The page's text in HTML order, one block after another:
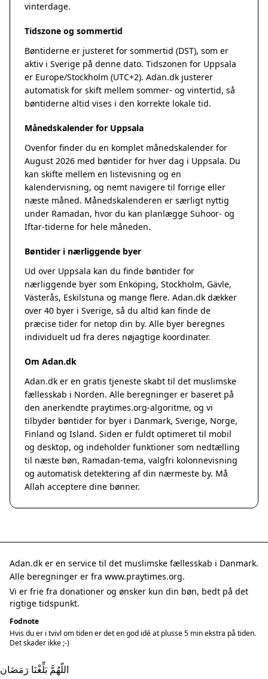
vinterdage.
Tidszone og sommertid
Bøntiderne er justeret for sommertid (DST), som er
aktiv i Sverige på denne dato. Tidszonen for Uppsala
er Europe/Stockholm (UTC+2). Adan.dk justerer
automatisk for skift mellem sommer- og vintertid, så
bøntiderne altid vises i den korrekte lokale tid.
Månedskalender for Uppsala
Ovenfor finder du en komplet månedskalender for
August 2026 med bøntider for hver dag i Uppsala. Du
kan skifte mellem en listevisning og en
kalendervisning, og nemt navigere til forrige eller
næste måned. Månedskalenderen er særligt nyttig
under Ramadan, hvor du kan planlægge Suhoor- og
Iftar-tiderne for hele måneden.
Bøntider i nærliggende byer
Ud over Uppsala kan du finde bøntider for
nærliggende byer som Enköping, Stockholm, Gävle,
Västerås, Eskilstuna og mange flere. Adan.dk dækker
over 40 byer i Sverige, så du altid kan finde de
præcise tider for netop din by. Alle byer beregnes
individuelt ud fra deres nøjagtige koordinater.
Om Adan.dk
Adan.dk er en gratis tjeneste skabt til det muslimske
fællesskab i Norden. Alle beregninger er baseret på
den anerkendte praytimes.org-algoritme, og vi
tilbyder bøntider for byer i Danmark, Sverige, Norge,
Finland og Island. Siden er fuldt optimeret til mobil
og desktop, og indeholder funktioner som nedtælling
til næste bøn, Ramadan-tema, valgfri kolonnevisning
og automatisk detektering af din nærmeste by. Må
Allah acceptere dine bønner.
Adan.dk er en service til det muslimske fællesskab i Danmark.
Alle beregninger er fra www.praytimes.org.
Vi er frie fra donationer og ønsker kun din bøn, bedt på det
rigtige tidspunkt.
Fodnote
Hvis du er i tvivl om tiden er det en god idé at plusse 5 min ekstra på tiden.
Det skader ikke ;-)
اللّهُمَّ بَلِّغْنَا رَمَضَان